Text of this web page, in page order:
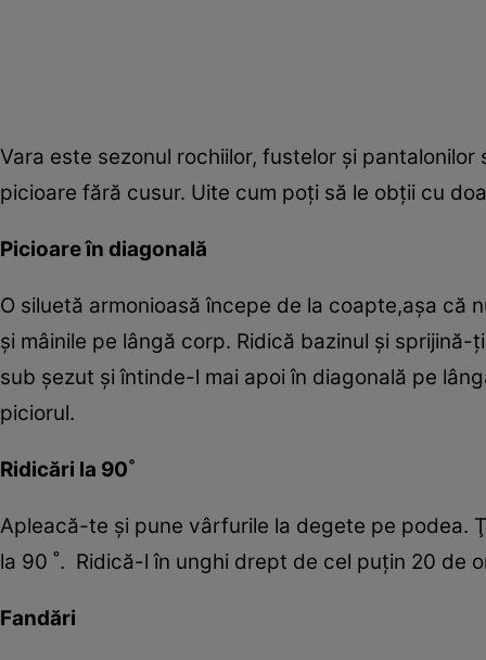
Vara este sezonul rochiilor, fustelor şi
picioare fără cusur. Uite cum poţi să le obţii cu
Picioare în diagonală
O siluetă armonioasă începe de la coapte,aşa
şi mâinile pe lângă corp. Ridică bazinul şi
sub şezut şi întinde-l mai apoi în diagonală pe
piciorul.
Ridicări la 90˚
Apleacă-te şi pune vârfurile la degete pe podea.
la 90 ˚. Ridică-l în unghi drept de cel puţin 20 de
Fandări